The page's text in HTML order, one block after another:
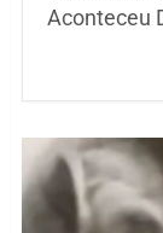
Aconteceu